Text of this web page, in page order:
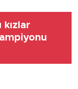
kızlar